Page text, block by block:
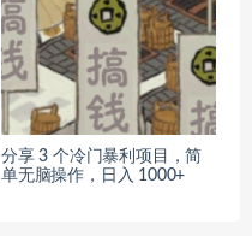
​分享 3 个冷门暴利项目，简
单无脑操作，日入 1000+